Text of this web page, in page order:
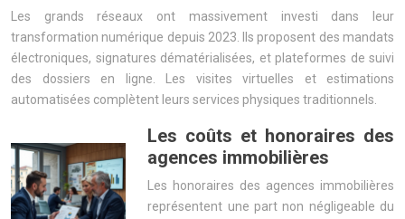
Les grands réseaux ont massivement investi dans leur
transformation numérique depuis 2023. Ils proposent des mandats
électroniques, signatures dématérialisées, et plateformes de suivi
des dossiers en ligne. Les visites virtuelles et estimations
automatisées complètent leurs services physiques traditionnels.
Les coûts et honoraires des
agences immobilières
Les honoraires des agences immobilières
représentent une part non négligeable du